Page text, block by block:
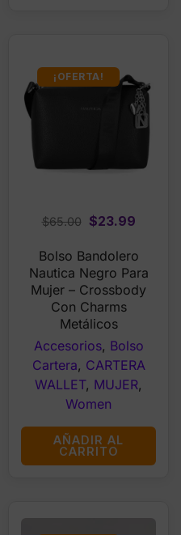
¡OFERTA!
$65.00
Original
was:
$65.00.
$23.99
is:
Bolso Bandolero
Nautica Negro Para
Mujer – Crossbody
Con Charms
Metálicos
Accesorios, Bolso
Cartera, CARTERA
WALLET, MUJER,
Women
AÑADIR AL
CARRITO